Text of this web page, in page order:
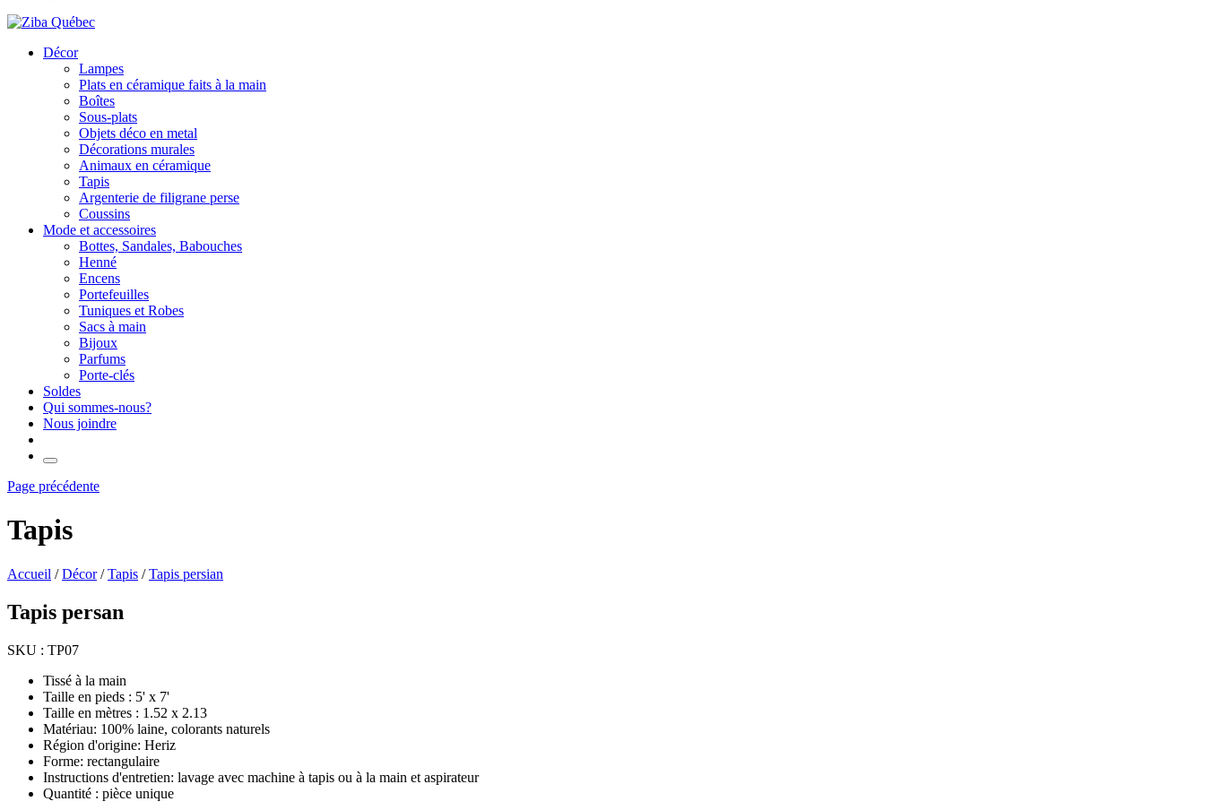
Décor
Lampes
Plats en céramique faits à la main
Boîtes
Sous-plats
Objets déco en metal
Décorations murales
Animaux en céramique
Tapis
Argenterie de filigrane perse
Coussins
Mode et accessoires
Bottes, Sandales, Babouches
Henné
Encens
Portefeuilles
Tuniques et Robes
Sacs à main
Bijoux
Parfums
Porte-clés
Soldes
Qui sommes-nous?
Nous joindre
Page précédente
Tapis
Accueil /Décor/Tapis /Tapis persian
Tapis persan
SKU : TP07
Tissé à la main
Taille en pieds : 5' x 7'
Taille en mètres : 1.52 x 2.13
Matériau: 100% laine, colorants naturels
Région d'origine: Heriz
Forme: rectangulaire
Instructions d'entretien: lavage avec machine à tapis ou à la main et aspirateur
Quantité : pièce unique